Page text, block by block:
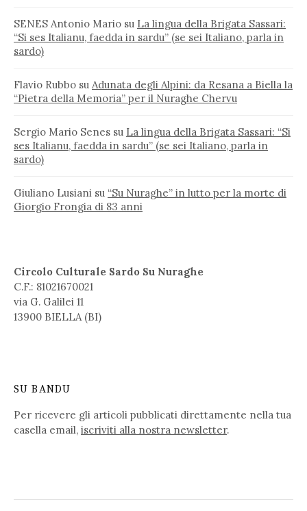
SENES Antonio Mario su La lingua della Brigata Sassari:
“Si ses Italianu, faedda in sardu” (se sei Italiano, parla in
sardo)
Flavio Rubbo su Adunata degli Alpini: da Resana a Biella la
“Pietra della Memoria” per il Nuraghe Chervu
Sergio Mario Senes su La lingua della Brigata Sassari: “Si
ses Italianu, faedda in sardu” (se sei Italiano, parla in
sardo)
Giuliano Lusiani su “Su Nuraghe” in lutto per la morte di
Giorgio Frongia di 83 anni
Circolo Culturale Sardo Su Nuraghe
C.F.: 81021670021
via G. Galilei 11
13900 BIELLA (BI)
SU BANDU
Per ricevere gli articoli pubblicati direttamente nella tua
casella email, iscriviti alla nostra newsletter.